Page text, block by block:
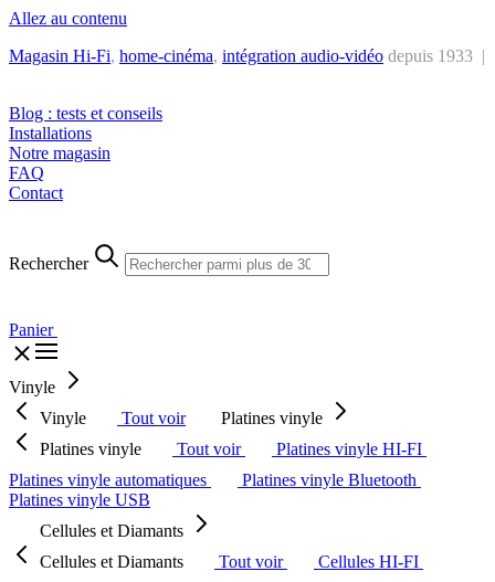
Allez au contenu
Magasin Hi-Fi, home-cinéma, intégration audio-vidéo depuis 1933 |
Blog : tests et conseils
Installations
Notre magasin
FAQ
Contact
Rechercher
Panier
Vinyle
Vinyle
Tout voir
Platines vinyle
Platines vinyle
Tout voir
Platines vinyle HI-FI
Platines vinyle automatiques
Platines vinyle Bluetooth
Platines vinyle USB
Cellules et Diamants
Cellules et Diamants
Tout voir
Cellules HI-FI